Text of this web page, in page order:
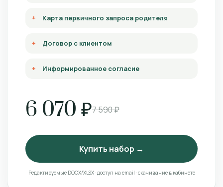
Карта первичного запроса родителя
Договор с клиентом
Информированное согласие
6 070 ₽7 590 ₽
Купить набор →
Редактируемые DOCX/XLSX · доступ на email · скачивание в кабинете